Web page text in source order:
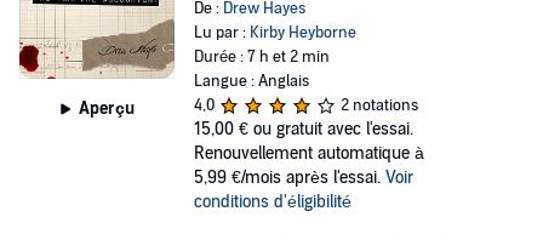
Aperçu
De : Drew Hayes
Lu par : Kirby Heyborne
Durée : 7 h et 2 min
Langue : Anglais
4,0
2 notations
15,00 € ou gratuit avec l'essai.
Renouvellement automatique à
5,99 €/mois après l'essai. Voir
conditions d'éligibilité